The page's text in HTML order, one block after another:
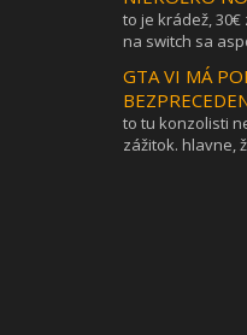
to je krádež,
na switch sa
GTA VI MÁ
to tu konzolisti
zážitok. hlavne,